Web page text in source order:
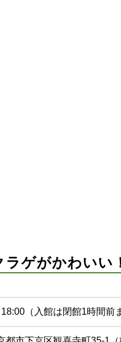
ラゲがかわい
18:00（入館は閉館1時間